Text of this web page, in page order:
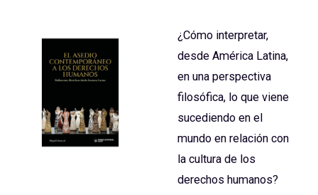
¿Cómo interpretar,
desde América Latina,
en una perspectiva
filosófica, lo que viene
sucediendo en el
mundo en relación con
la cultura de los
derechos humanos?